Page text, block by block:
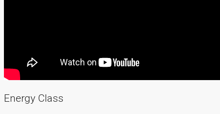
Energy Class